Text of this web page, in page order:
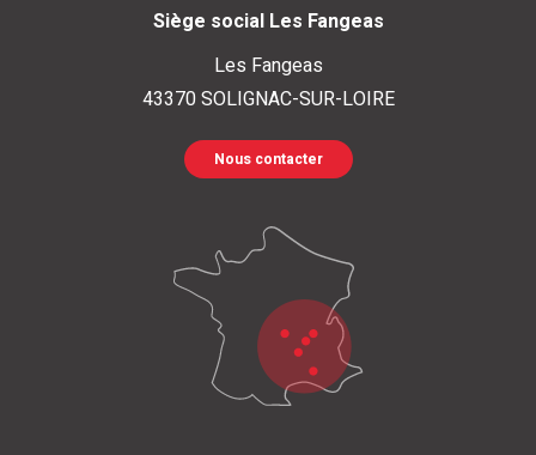
Siège social Les Fangeas
Les Fangeas
43370SOLIGNAC-SUR-LOIRE
Nous contacter